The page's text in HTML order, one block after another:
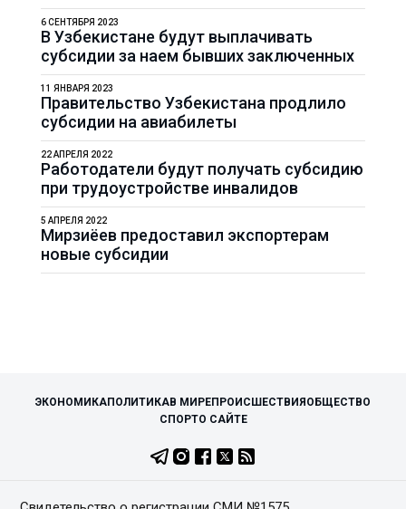
В Узбекистане будут выплачивать
субсидии за наем бывших заключенных
6 СЕНТЯБРЯ 2023
Правительство Узбекистана продлило
субсидии на авиабилеты
11 ЯНВАРЯ 2023
Работодатели будут получать субсидию
при трудоустройстве инвалидов
22 АПРЕЛЯ 2022
Мирзиёев предоставил экспортерам
новые субсидии
5 АПРЕЛЯ 2022
ЭКОНОМИКАПОЛИТИКАВ МИРЕПРОИСШЕСТВИЯ ОБЩЕСТВО
СПОРТО САЙТЕ